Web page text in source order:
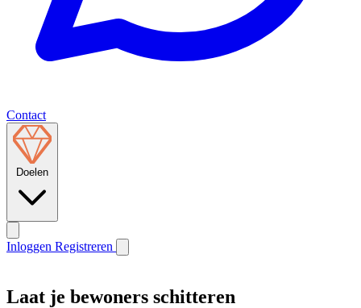
Contact
Doelen
Inloggen Registreren
Laat je bewoners schitteren